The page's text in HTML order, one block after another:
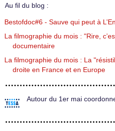
Au fil du blog :
Bestofdoc#6 - Sauve qui peut à
La filmographie du mois : "Rire,
documentaire
La filmographie du mois : La
droite en France et en Europe
Autour du 1er mai